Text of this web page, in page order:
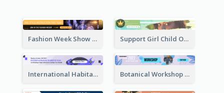
Fashion Week Show Banner Ad Support Girl Child Online Campaign Banner Ad
International Habitat Day Banner Ad Botanical Workshop Promote Banner Ad